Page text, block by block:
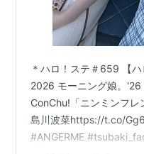
合いたいようである。
略歴
年月日 ： 略歴
1月
神奈川県横須賀
＊ハロ！ステ＃659 【
2026 モーニング娘。
ConChu!「ニンミンフレ
島川波菜https://t.co/
#ANGERME